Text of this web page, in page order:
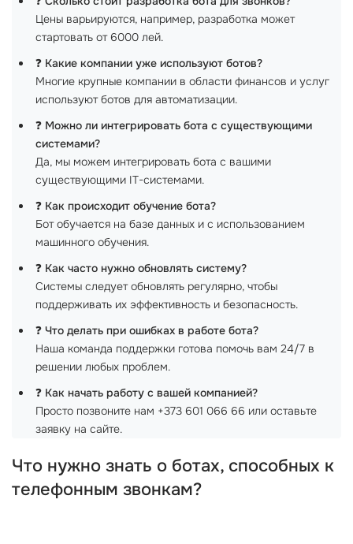
Цены варьируются, например, разработка может
стартовать от 6000 лей.
❓ Какие компании уже используют ботов?
Многие крупные компании в области финансов и услуг
используют ботов для автоматизации.
❓ Можно ли интегрировать бота с существующими
системами?
Да, мы можем интегрировать бота с вашими
существующими IT-системами.
❓ Как происходит обучение бота?
Бот обучается на базе данных и с использованием
машинного обучения.
❓ Как часто нужно обновлять систему?
Системы следует обновлять регулярно, чтобы
поддерживать их эффективность и безопасность.
❓ Что делать при ошибках в работе бота?
Наша команда поддержки готова помочь вам 24/7 в
решении любых проблем.
❓ Как начать работу с вашей компанией?
Просто позвоните нам +373 601 066 66 или оставьте
заявку на сайте.
Что нужно знать о ботах, способных к
телефонным звонкам?